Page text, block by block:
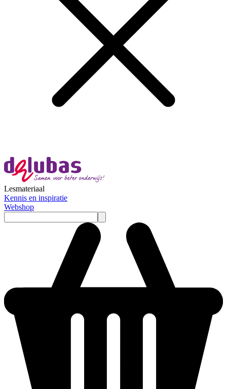
Lesmateriaal
Kennis en inspiratie
Webshop